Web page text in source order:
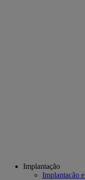
Implantação
Implantação